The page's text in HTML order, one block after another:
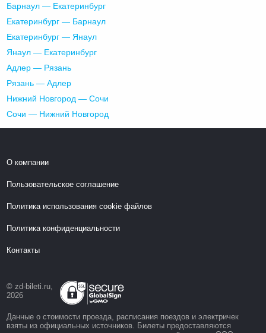
Барнаул — Екатеринбург
Екатеринбург — Барнаул
Екатеринбург — Янаул
Янаул — Екатеринбург
Адлер — Рязань
Рязань — Адлер
Нижний Новгород — Сочи
Сочи — Нижний Новгород
О компании
Пользовательское соглашение
Политика использования cookie файлов
Политика конфиденциальности
Контакты
© zd-bileti.ru,
2026
Данные о стоимости проезда, расписания поездов и электричек
взяты из официальных источников. Билеты предоставляются